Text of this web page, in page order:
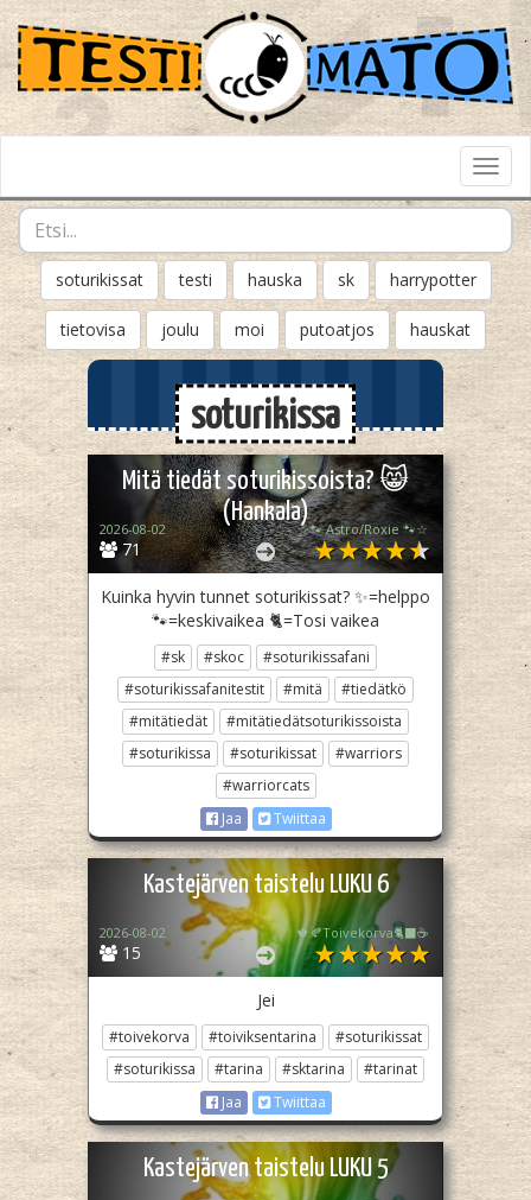
soturikissat testi hauska sk harrypotter
tietovisa joulu moi putoatjos hauskat
soturikissa
Mitä tiedät soturikissoista? 😸
(Hankala)
71
2026-08-02 ☆🐾 Astro/Roxie 🐾☆
Kuinka hyvin tunnet soturikissat? ✨️=helppo
🐾=keskivaikea 🐈=Tosi vaikea
#sk #skoc
#soturikissafani
#soturikissafanitestit
#mitä
#tiedätkö
#mitätiedät
#mitätiedätsoturikissoista
#soturikissa
#soturikissat
#warriors
#warriorcats
Jaa
Twiittaa
Kastejärven taistelu LUKU 6
15
2026-08-02 🍁🍂Toivekorva🐈‍⬛☕
Jei
#toivekorva #toiviksentarina
#soturikissat
#soturikissa
#tarina #sktarina
#tarinat
Jaa
Twiittaa
Kastejärven taistelu LUKU 5